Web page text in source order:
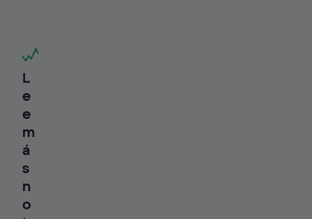
L
e
e
m
á
s
n
o